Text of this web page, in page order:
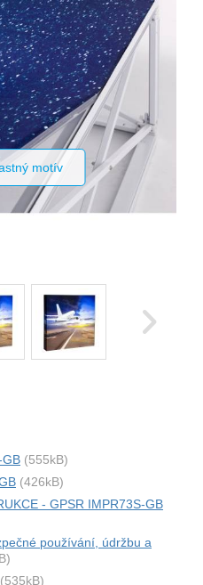
motív
GB (555kB)
(426kB)
- GPSR IMPR73S-GB
používání, údržbu a
(535kB)